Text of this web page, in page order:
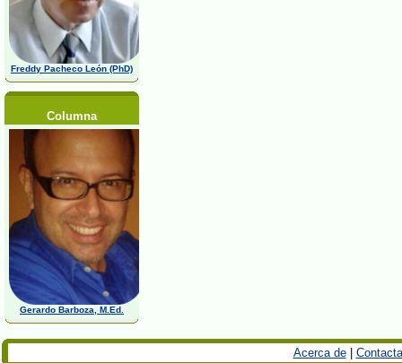
Freddy Pacheco León (PhD)
Columna
Gerardo Barboza, M.Ed.
Acerca de|